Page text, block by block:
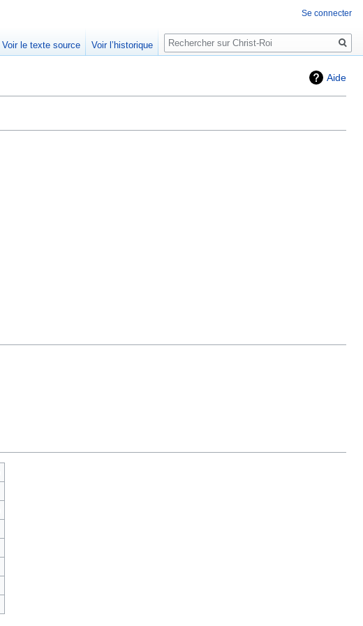
Aide
Se connecter
Voir le texte source Voir l’historique
Rechercher